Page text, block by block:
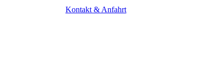
Kontakt & Anfahrt